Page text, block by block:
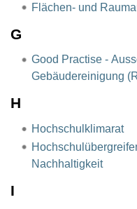
Flächen- und
G
Good Practise -
Gebäudereinigung
H
Hochschulklimarat
Nachhaltigkeit
I